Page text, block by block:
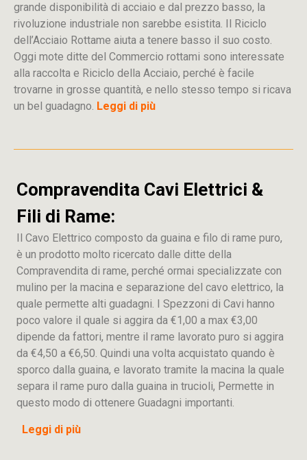
grande disponibilità di acciaio e dal prezzo basso, la
rivoluzione industriale non sarebbe esistita. Il Riciclo
dell’Acciaio Rottame aiuta a tenere basso il suo costo.
Oggi mote ditte del Commercio rottami sono interessate
alla raccolta e Riciclo della Acciaio, perché è facile
trovarne in grosse quantità, e nello stesso tempo si ricava
un bel guadagno. Leggi di più
Compravendita Cavi Elettrici &
Fili di Rame:
Il Cavo Elettrico composto da guaina e filo di rame puro,
è un prodotto molto ricercato dalle ditte della
Compravendita di rame, perché ormai specializzate con
mulino per la macina e separazione del cavo elettrico, la
quale permette alti guadagni. I Spezzoni di Cavi hanno
poco valore il quale si aggira da €1,00 a max €3,00
dipende da fattori, mentre il rame lavorato puro si aggira
da €4,50 a €6,50. Quindi una volta acquistato quando è
sporco dalla guaina, e lavorato tramite la macina la quale
separa il rame puro dalla guaina in trucioli, Permette in
questo modo di ottenere Guadagni importanti.
Leggi di più